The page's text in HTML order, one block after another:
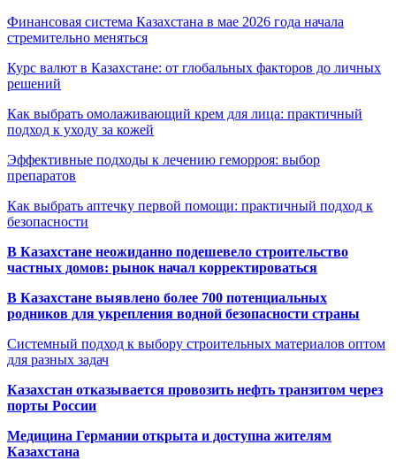
Финансовая система Казахстана в мае 2026 года начала
стремительно меняться
Курс валют в Казахстане: от глобальных факторов до личных
решений
Как выбрать омолаживающий крем для лица: практичный
подход к уходу за кожей
Эффективные подходы к лечению геморроя: выбор
препаратов
Как выбрать аптечку первой помощи: практичный подход к
безопасности
В Казахстане неожиданно подешевело строительство
частных домов: рынок начал корректироваться
В Казахстане выявлено более 700 потенциальных
родников для укрепления водной безопасности страны
Системный подход к выбору строительных материалов оптом
для разных задач
Казахстан отказывается провозить нефть транзитом через
порты России
Медицина Германии открыта и доступна жителям
Казахстана